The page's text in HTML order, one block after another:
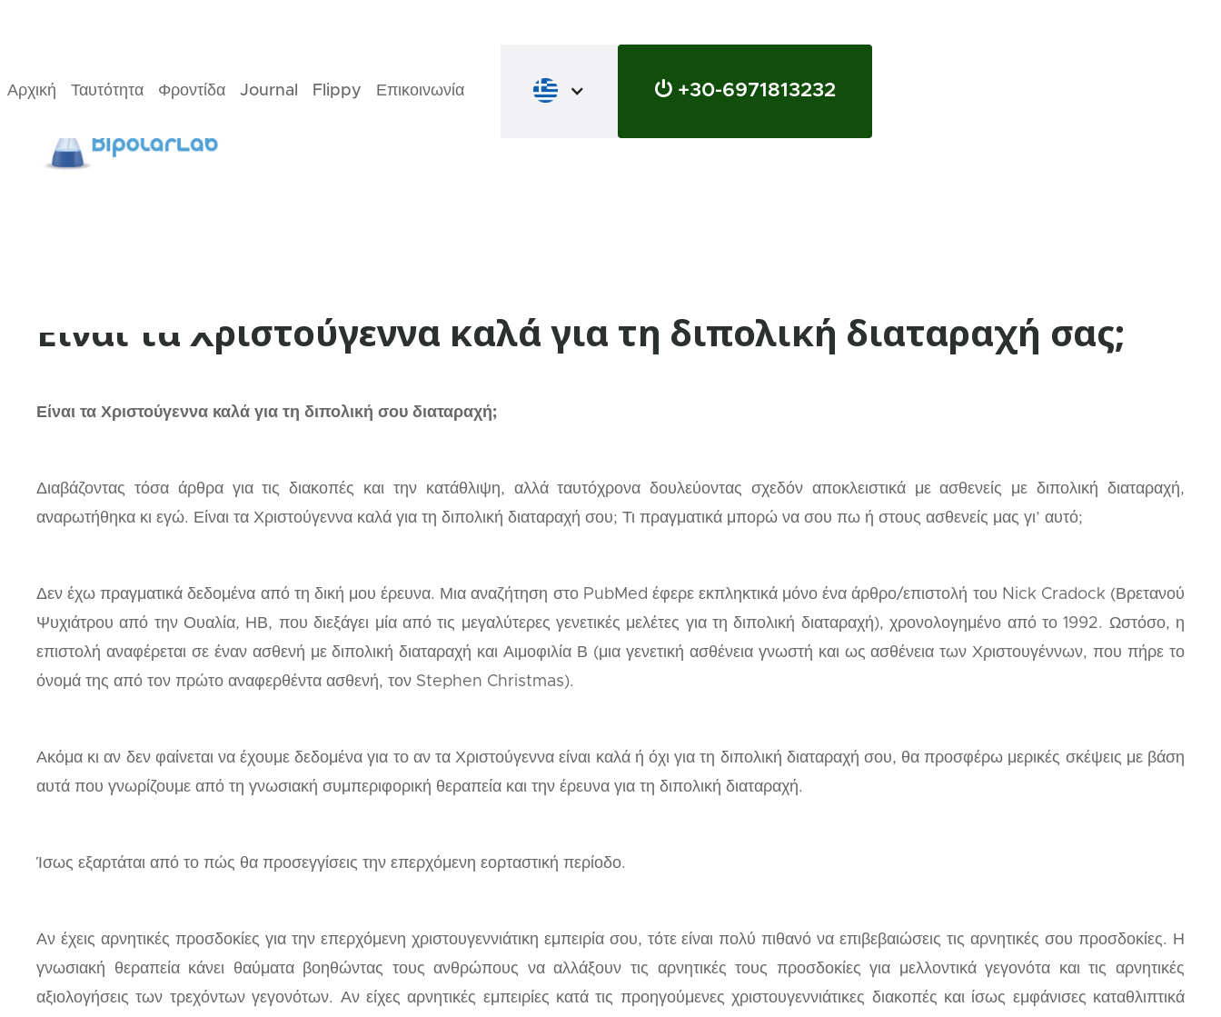
Αρχική Ταυτότητα Φροντίδα Journal Flippy Επικοινωνία ⏻ +30-6971813232
Είναι τα Χριστούγεννα καλά για τη διπολική διαταραχή σας;
Είναι τα Χριστούγεννα καλά για τη διπολική σου διαταραχή;
Διαβάζοντας τόσα άρθρα για τις διακοπές και την κατάθλιψη, αλλά ταυτόχρονα δουλεύοντας σχεδόν αποκλειστικά με ασθενείς με διπολική διαταραχή,
αναρωτήθηκα κι εγώ. Είναι τα Χριστούγεννα καλά για τη διπολική διαταραχή σου; Τι πραγματικά μπορώ να σου πω ή στους ασθενείς μας γι’ αυτό;
Δεν έχω πραγματικά δεδομένα από τη δική μου έρευνα. Μια αναζήτηση στο PubMed έφερε εκπληκτικά μόνο ένα άρθρο/επιστολή του Nick Cradock (Βρετανού
Ψυχιάτρου από την Ουαλία, ΗΒ, που διεξάγει μία από τις μεγαλύτερες γενετικές μελέτες για τη διπολική διαταραχή), χρονολογημένο από το 1992. Ωστόσο, η
επιστολή αναφέρεται σε έναν ασθενή με διπολική διαταραχή και Αιμοφιλία Β (μια γενετική ασθένεια γνωστή και ως ασθένεια των Χριστουγέννων, που πήρε το
όνομά της από τον πρώτο αναφερθέντα ασθενή, τον Stephen Christmas).
Ακόμα κι αν δεν φαίνεται να έχουμε δεδομένα για το αν τα Χριστούγεννα είναι καλά ή όχι για τη διπολική διαταραχή σου, θα προσφέρω μερικές σκέψεις με βάση
αυτά που γνωρίζουμε από τη γνωσιακή συμπεριφορική θεραπεία και την έρευνα για τη διπολική διαταραχή.
Ίσως εξαρτάται από το πώς θα προσεγγίσεις την επερχόμενη εορταστική περίοδο.
Αν έχεις αρνητικές προσδοκίες για την επερχόμενη χριστουγεννιάτικη εμπειρία σου, τότε είναι πολύ πιθανό να επιβεβαιώσεις τις αρνητικές σου προσδοκίες. Η
γνωσιακή θεραπεία κάνει θαύματα βοηθώντας τους ανθρώπους να αλλάξουν τις αρνητικές τους προσδοκίες για μελλοντικά γεγονότα και τις αρνητικές
αξιολογήσεις των τρεχόντων γεγονότων. Αν είχες αρνητικές εμπειρίες κατά τις προηγούμενες χριστουγεννιάτικες διακοπές και ίσως εμφάνισες καταθλιπτικά